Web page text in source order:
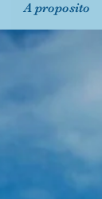
A proposito